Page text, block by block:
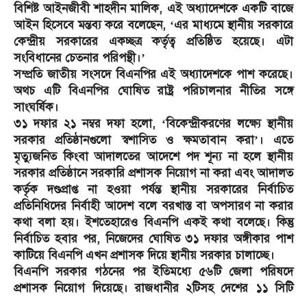
বিশিষ্ট আইনজীবী শাহদীন মালিক, এই অধ্যাদেশকে একটি বাজে
আইন হিসেবে মন্তব্য করে বলেছেন, ‘এর মাধ্যমে স্থানীয় সরকারে
কেন্দ্রীয় সরকারের একচ্ছত্র কর্তৃত্ব প্রতিষ্ঠিত হয়েছে। এটা
সংবিধানের চেতনার পরিপন্থী।’
সম্প্রতি জাতীয় সংসদে বিএনপির এই অধ্যাদেশকে পাশ করেছে।
অথচ এটি বিএনপির ঘোষিত রাষ্ট্র পরিচালনার নীতির সঙ্গে
সাংঘর্ষিক।
৩১ দফার ২১ নম্বর দফা হলো, ‘বিকেন্দ্রীকরণের লক্ষ্যে স্থানীয়
সরকার প্রতিষ্ঠানগুলো স্বশাসিত ও ক্ষমতাবান করা’। এতে
মৃত্যুজনিত কিংবা আদালতের আদেশে পদ শূন্য না হলে স্থানীয়
সরকার প্রতিষ্ঠানে সরকারি প্রশাসক নিয়োগ না করা এবং আদালত
কর্তৃক দণ্ডপ্রাপ্ত না হওয়া পর্যন্ত স্থানীয় সরকারের নির্বাচিত
প্রতিনিধিদের নির্বাহী আদেশ বলে বরখাস্ত বা অপসারণ না করার
কথা বলা হয়। ইশতেহারেও বিএনপি একই কথা বলেছে। কিন্তু
নির্বাচিত হবার পর, নিজেদের ঘোষিত ৩১ দফার অঙ্গীকার পাশ
কাটিয়ে বিএনপি এখন প্রশাসক দিয়ে স্থানীয় সরকার চালাচ্ছে।
বিএনপি সরকার গঠনের পর ইতিমধ্যে ৫৬টি জেলা পরিষদে
প্রশাসক নিয়োগ দিয়েছে। রাজধানীর ২টিসহ দেশের ১১ সিটি